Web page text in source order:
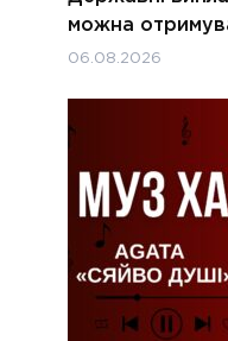
можна
06.08.2026